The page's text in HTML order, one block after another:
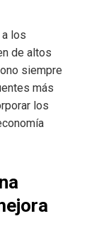
los
de altos
siempre
más
los